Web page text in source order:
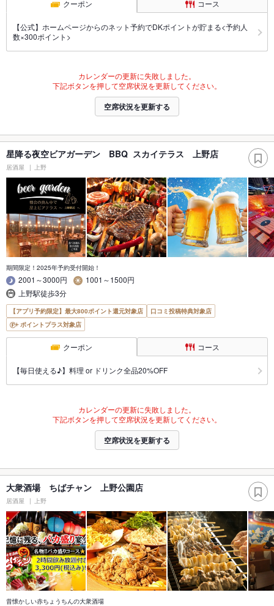
クーポン コース
【公式】ホームページからのネット予約でDKポイントが貯まる<予約人
数×300ポイント>
カレンダーの更新に失敗しました。
下記ボタンを押して空席状況を更新してください。
空席状況を更新する
星降る夜空ビアガーデン BBQ スカイテラス 上野店
居酒屋 上野
期間限定！2025年予約受付開始！
2001～3000円
1001～1500円
上野駅徒歩3分
【アプリ予約限定】最大800ポイント還元対象店
口コミ投稿特典対象店
ポイントプラス対象店
クーポン コース
【毎日使える♪】料理 or ドリンク全品20%OFF
カレンダーの更新に失敗しました。
下記ボタンを押して空席状況を更新してください。
空席状況を更新する
大衆酒場 ちばチャン 上野公園店
居酒屋 上野
昔懐かしい赤ちょうちんの大衆酒場